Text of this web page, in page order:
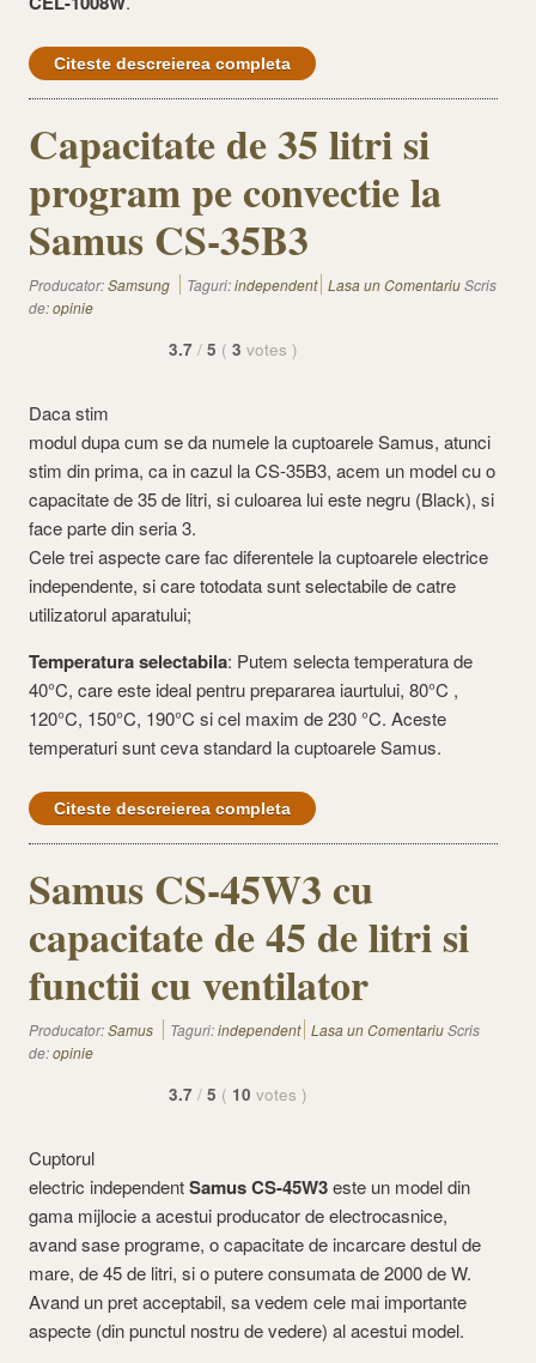
Citeste descreierea completa
Capacitate de 35 litri si
program pe convectie la
Samus CS-35B3
Producator:Samsung Taguri:independent Lasa un ComentariuScris
de:opinie
3.7 / 5 ( 3 votes )
Daca stim
modul dupa cum se da numele la cuptoarele Samus, atunci
stim din prima, ca in cazul la CS-35B3, acem un model cu o
capacitate de 35 de litri, si culoarea lui este negru (Black), si
face parte din seria 3.
Cele trei aspecte care fac diferentele la cuptoarele electrice
independente, si care totodata sunt selectabile de catre
utilizatorul aparatului;
Temperatura selectabila: Putem selecta temperatura de
40°C, care este ideal pentru prepararea iaurtului, 80°C ,
120°C, 150°C, 190°C si cel maxim de 230 °C. Aceste
temperaturi sunt ceva standard la cuptoarele Samus.
Citeste descreierea completa
Samus CS-45W3 cu
capacitate de 45 de litri si
functii cu ventilator
Producator:Samus Taguri:independent Lasa un ComentariuScris
de:opinie
3.7 / 5 ( 10 votes )
Cuptorul
electric independentSamus CS-45W3este un model din
gama mijlocie a acestui producator de electrocasnice,
avand sase programe, o capacitate de incarcare destul de
mare, de 45 de litri, si o putere consumata de 2000 de W.
Avand un pret acceptabil, sa vedem cele mai importante
aspecte (din punctul nostru de vedere) al acestui model.